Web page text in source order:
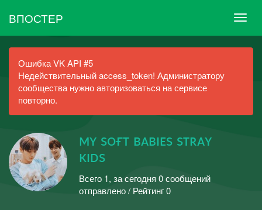
ВПОСТЕР
Ошибка VK API #5
Недействительный access_token! Администратору
сообщества нужно авторизоваться на сервисе
повторно.
ᴍʏ sᴏғᴛ ʙᴀʙɪᴇs sᴛʀᴀʏ
ᴋɪᴅs
Всего 1, за сегодня 0 сообщений
отправлено / Рейтинг 0